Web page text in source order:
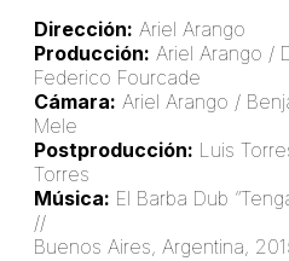
Dirección: Ariel Arango
Producción: Ariel Arango /
Federico Fourcade
Cámara: Ariel Arango /
Mele
Postproducción: Luis
Torres
Música: El Barba Dub
//
Buenos Aires, Argentina,